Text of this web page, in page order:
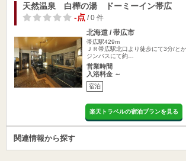
天然温泉 白樺の湯 ドーミーイン帯広
-点/ 0 件
北海道 / 帯広市
帯広駅429m
ＪＲ帯広駅北口より徒歩にて3分/と
ジンバスにて約…
営業時間
入浴料金 ～
宿泊
楽天トラベルの宿泊プランを見る
関連情報から探す